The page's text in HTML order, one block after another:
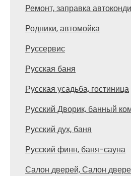
Ремонт, заправка
Родники, автомойка
Руссервис
Русская баня
Русская усадьба, гостиница
Русский Дворик, банный
Русский дух, баня
Русский финн, баня-сауна
Салон дверей, Салон